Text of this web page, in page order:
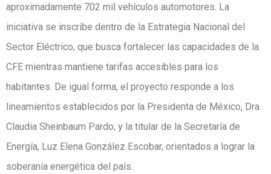
aproximadamente 702 mil vehículos automotores. La
iniciativa se inscribe dentro de la Estrategia Nacional del
Sector Eléctrico, que busca fortalecer las capacidades de la
CFE mientras mantiene tarifas accesibles para los
habitantes. De igual forma, el proyecto responde a los
lineamientos establecidos por la Presidenta de México, Dra.
Claudia Sheinbaum Pardo, y la titular de la Secretaría de
Energía, Luz Elena González Escobar, orientados a lograr la
soberanía energética del país.